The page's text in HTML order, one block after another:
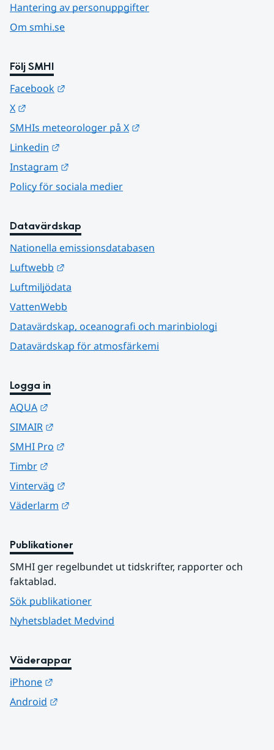
Hantering av personuppgifter
Om smhi.se
Följ SMHI
Facebook
X
SMHIs meteorologer på X
Linkedin
Instagram
Policy för sociala medier
Datavärdskap
Nationella emissionsdatabasen
Luftwebb
Luftmiljödata
VattenWebb
Datavärdskap, oceanografi och marinbiologi
Datavärdskap för atmosfärkemi
Logga in
AQUA
SIMAIR
SMHI Pro
Timbr
Vinterväg
Väderlarm
Publikationer
SMHI ger regelbundet ut tidskrifter, rapporter och
faktablad.
Sök publikationer
Nyhetsbladet Medvind
Väderappar
iPhone
Android